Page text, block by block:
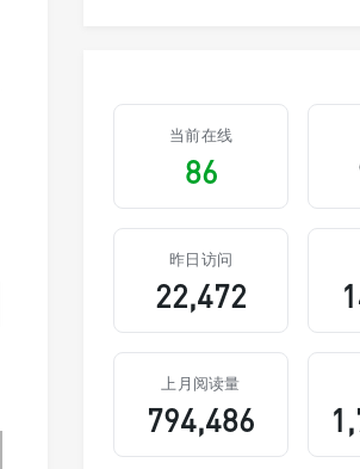
当前在线
86
昨日访问
22,472
上月阅读量
794,486